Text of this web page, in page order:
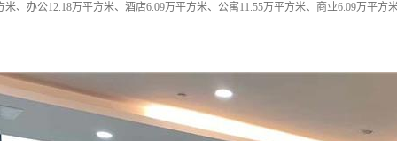
米、办公12.18万平方米、酒店6.09万平方米、公寓11.55万平方米、商业6.09万平